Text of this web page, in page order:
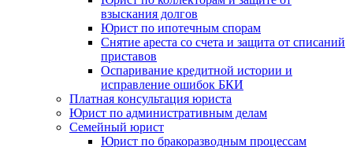
взыскания долгов
Юрист по ипотечным спорам
Снятие ареста со счета и защита от списаний
приставов
Оспаривание кредитной истории и
исправление ошибок БКИ
Платная консультация юриста
Юрист по административным делам
Семейный юрист
Юрист по бракоразводным процессам